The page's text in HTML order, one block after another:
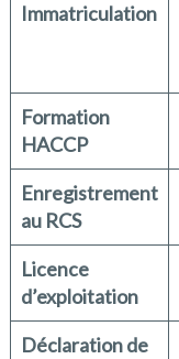
Immatriculation
Formation
HACCP
Enregistrement
au RCS
Licence
d’exploitation
Déclaration de